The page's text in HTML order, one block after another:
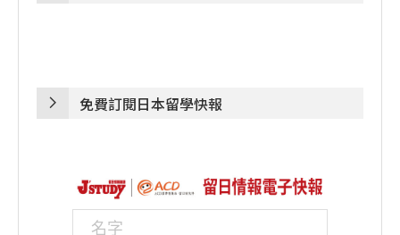
免費訂閱日本留學快報